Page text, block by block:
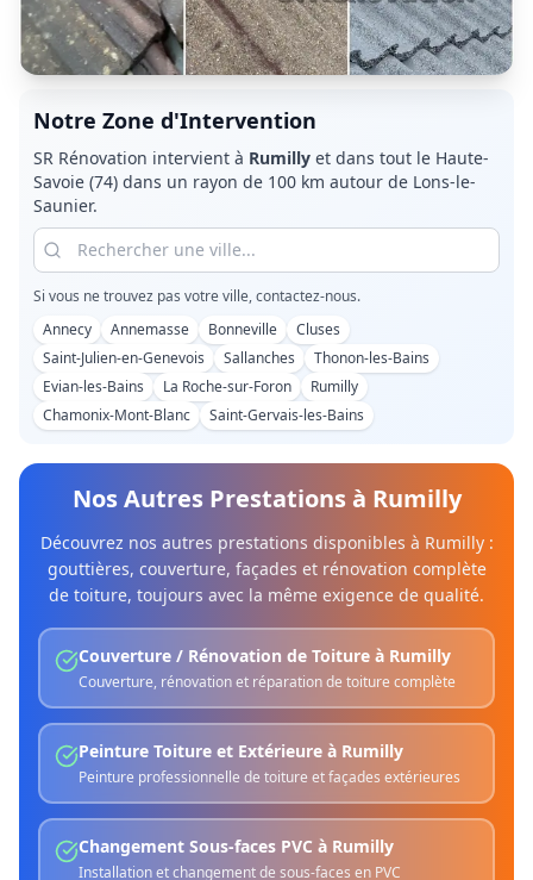
Notre Zone d'Intervention
SR Rénovation intervient à Rumilly et dans tout le Haute-
Savoie (74) dans un rayon de 100 km autour de Lons-le-
Saunier.
Si vous ne trouvez pas votre ville, contactez-nous.
Annecy
Annemasse Bonneville
Cluses
Saint-Julien-en-Genevois
Sallanches
Thonon-les-Bains
Evian-les-Bains
La Roche-sur-Foron
Rumilly
Chamonix-Mont-Blanc
Saint-Gervais-les-Bains
Nos Autres Prestations à Rumilly
Découvrez nos autres prestations disponibles à Rumilly:
gouttières, couverture, façades et rénovation complète
de toiture, toujours avec la même exigence de qualité.
Couverture / Rénovation de Toiture à Rumilly
Couverture, rénovation et réparation de toiture complète
Peinture Toiture et Extérieure à Rumilly
Peinture professionnelle de toiture et façades extérieures
Changement Sous-faces PVC à Rumilly
Installation et changement de sous-faces en PVC